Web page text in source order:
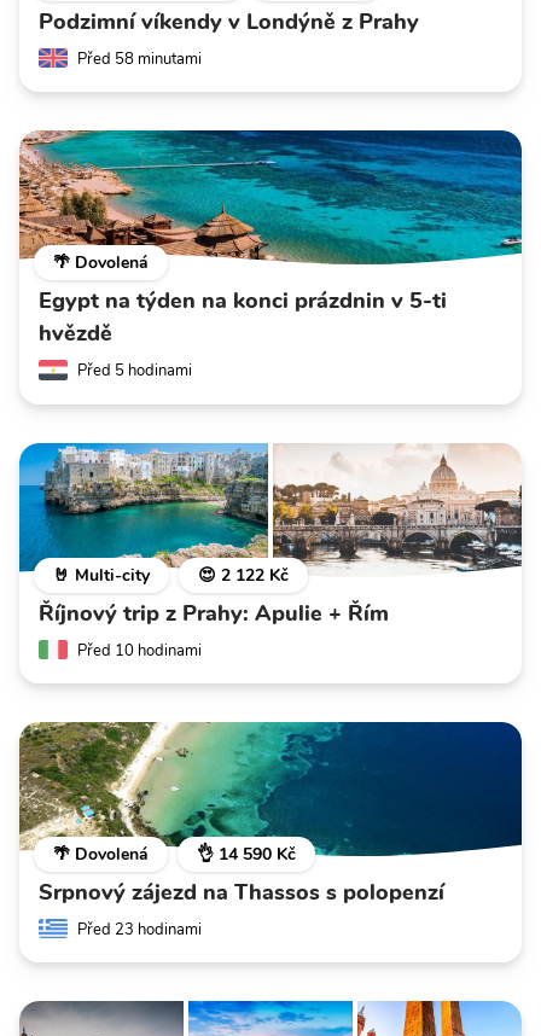
Podzimní víkendy v Londýně z Prahy
Před 58 minutami
🌴 Dovolená
Egypt na týden na konci prázdnin v 5-ti
hvězdě
Před 5 hodinami
🤘 Multi-city 😍 2 122 Kč
Říjnový trip z Prahy: Apulie + Řím
Před 10 hodinami
🌴 Dovolená 👌 14 590 Kč
Srpnový zájezd na Thassos s polopenzí
Před 23 hodinami